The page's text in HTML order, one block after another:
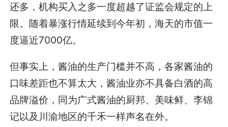
还多，机构买入之多一度超越了证监会规定的上
限。随着暴涨行情延续到今年初，海天的市值一
度逼近7000亿。
但事实上，酱油的生产门槛并不高，各家酱油的
口味差距也不算太大，酱油业亦不具备白酒的高
品牌溢价，同为广式酱油的厨邦、美味鲜、李锦
记以及川渝地区的千禾一样声名在外。